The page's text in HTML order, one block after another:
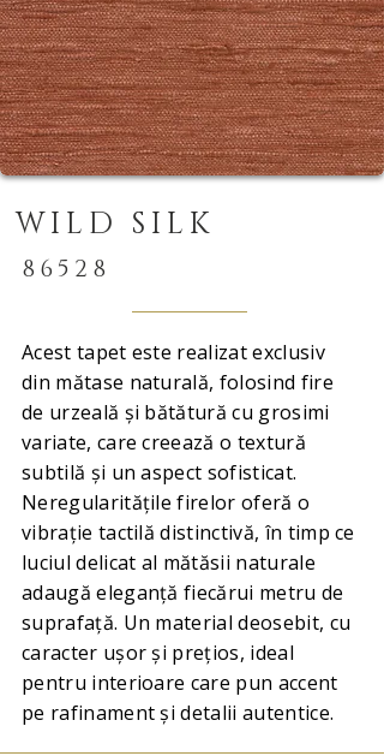
WILD SILK
86528
Acest tapet este realizat exclusiv
din mătase naturală, folosind fire
de urzeală și bătătură cu grosimi
variate, care creează o textură
subtilă și un aspect sofisticat.
Neregularitățile firelor oferă o
vibrație tactilă distinctivă, în timp ce
luciul delicat al mătăsii naturale
adaugă eleganță fiecărui metru de
suprafață. Un material deosebit, cu
caracter ușor și prețios, ideal
pentru interioare care pun accent
pe rafinament și detalii autentice.